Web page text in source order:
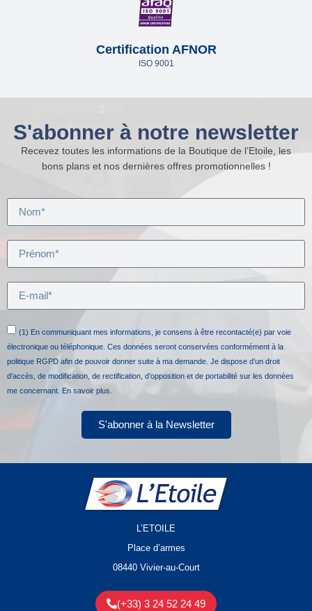
Certification AFNOR
ISO 9001
S'abonner à notre newsletter
Recevez toutes les informations de la Boutique de l’Etoile, les
bons plans et nos dernières offres promotionnelles !
(1) En communiquant mes informations, je consens à être recontacté(e) par voie
électronique ou téléphonique. Ces données seront conservées conformément à la
politique RGPD afin de pouvoir donner suite à ma demande. Je dispose d’un droit
d’accès, de modification, de rectification, d’opposition et de portabilité sur les données
me concernant. En savoir plus.
S'abonner à la Newsletter
L’ETOILE
Place d’armes
08440 Vivier-au-Court
(+33) 3 24 52 24 49